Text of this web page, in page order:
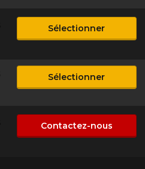
Sélectionner
Sélectionner
Contactez-nous